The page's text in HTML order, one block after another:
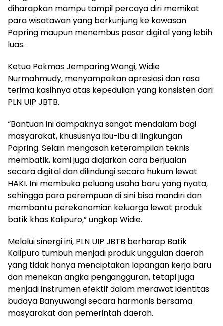
diharapkan mampu tampil percaya diri memikat
para wisatawan yang berkunjung ke kawasan
Papring maupun menembus pasar digital yang lebih
luas.
Ketua Pokmas Jemparing Wangi, Widie
Nurmahmudy, menyampaikan apresiasi dan rasa
terima kasihnya atas kepedulian yang konsisten dari
PLN UIP JBTB.
“Bantuan ini dampaknya sangat mendalam bagi
masyarakat, khususnya ibu-ibu di lingkungan
Papring. Selain mengasah keterampilan teknis
membatik, kami juga diajarkan cara berjualan
secara digital dan dilindungi secara hukum lewat
HAKI. Ini membuka peluang usaha baru yang nyata,
sehingga para perempuan di sini bisa mandiri dan
membantu perekonomian keluarga lewat produk
batik khas Kalipuro,” ungkap Widie.
Melalui sinergi ini, PLN UIP JBTB berharap Batik
Kalipuro tumbuh menjadi produk unggulan daerah
yang tidak hanya menciptakan lapangan kerja baru
dan menekan angka pengangguran, tetapi juga
menjadi instrumen efektif dalam merawat identitas
budaya Banyuwangi secara harmonis bersama
masyarakat dan pemerintah daerah.